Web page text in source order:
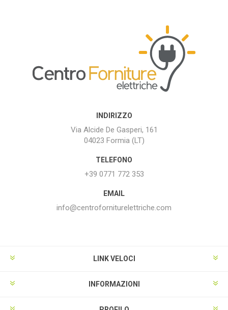
INDIRIZZO
Via Alcide De Gasperi, 161
04023 Formia (LT)
TELEFONO
+39 0771 772 353
EMAIL
info@centroforniturelettriche.com
LINK VELOCI
INFORMAZIONI